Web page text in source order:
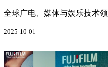
教
育
人
全球广电、媒体与娱乐技术
2025-10-01